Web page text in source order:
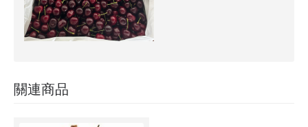
關連商品